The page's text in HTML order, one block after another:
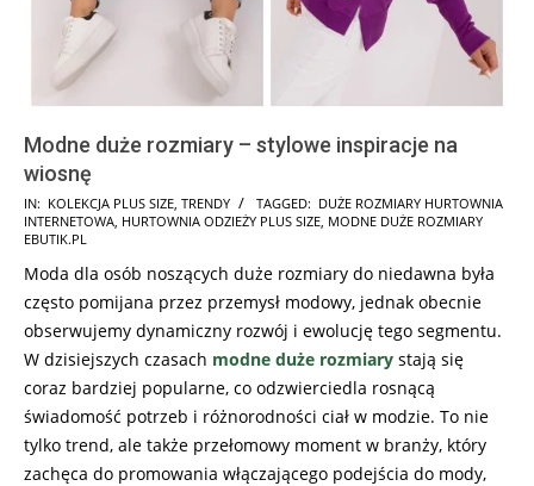
Modne duże rozmiary – stylowe inspiracje na
wiosnę
2024-
04-
IN: KOLEKCJA PLUS SIZE TRENDY TAGGED: DUŻE ROZMIARY HURTOWNIA
INTERNETOWA HURTOWNIA ODZIEŻY PLUS SIZE MODNE DUŻE ROZMIARY
EBUTIK.PL
Moda dla osób noszących duże rozmiary do niedawna była
często pomijana przez przemysł modowy, jednak obecnie
obserwujemy dynamiczny rozwój i ewolucję tego segmentu.
W dzisiejszych czasach modne duże rozmiary stają się
coraz bardziej popularne, co odzwierciedla rosnącą
świadomość potrzeb i różnorodności ciał w modzie. To nie
tylko trend, ale także przełomowy moment w branży, który
zachęca do promowania włączającego podejścia do mody,